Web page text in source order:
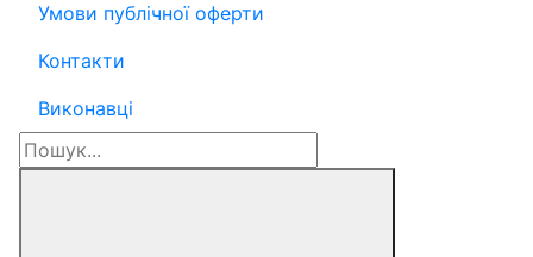
Умови публічної оферти
Контакти
Виконавці